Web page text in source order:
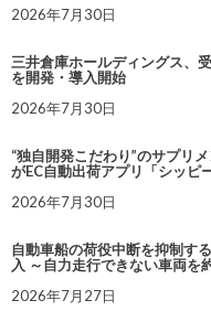
2026年7月30日
三井倉庫ホールディングス、
を開発・導入開始
2026年7月30日
“独自開発こだわり”のサプリ
がEC自動出荷アプリ「シッピ
2026年7月30日
自動車船の荷役中断を抑制す
入 ～自力走行できない車両を
2026年7月27日